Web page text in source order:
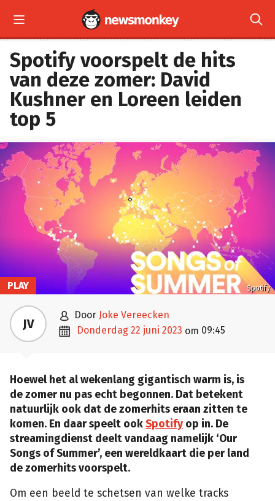
 
Spotify voorspelt de hits
van deze zomer: David
Kushner en Loreen leiden
top 5
Spotify
PLAY
JV  door Joke Vereecken
 donderdag 22 juni 2023 om 09:45
Hoewel het al wekenlang gigantisch warm is, is
de zomer nu pas echt begonnen. Dat betekent
natuurlijk ook dat de zomerhits eraan zitten te
komen. En daar speelt ookSpotify op in. De
streamingdienst deelt vandaag namelijk ‘Our
Songs of Summer’, een wereldkaart die per land
de zomerhits voorspelt.
Om een beeld te schetsen van welke tracks